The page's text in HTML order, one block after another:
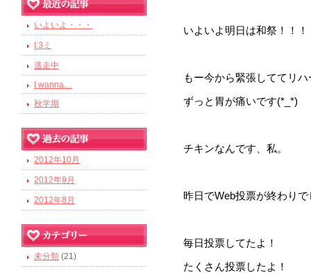
いよいよ明日は和祭！！！
もー今から緊張しててリ
ずっと胃が痛いです(*_*)
チキンなんです、私。
昨日でWeb投票が終わりで
毎日投票してたよ！
たくさん投票したよ！
いよいよ・・・
|:3ミ
逃走中
I wanna…
秋学期
2012年10月
2012年9月
2012年8月
未分類 (21)